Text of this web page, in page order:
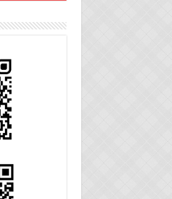
证顺利下签！
证顺利下签！
利下签！
证顺利下签！
担保签证顺利
下签，一年多
证顺利下
证顺利下签！
利下签！
利下签！
利下签，三年